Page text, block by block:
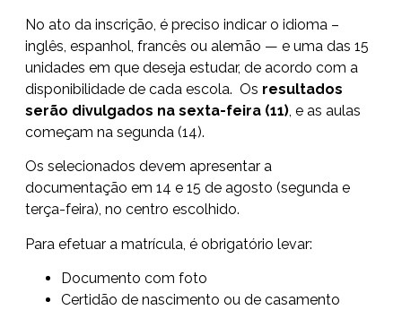
No ato da inscrição, é preciso indicar o idioma –
inglês, espanhol, francês ou alemão — e uma das 15
unidades em que deseja estudar, de acordo com a
disponibilidade de cada escola. Os resultados
serão divulgados na sexta-feira (11), e as aulas
começam na segunda (14).
Os selecionados devem apresentar a
documentação em 14 e 15 de agosto (segunda e
terça-feira), no centro escolhido.
Para efetuar a matrícula, é obrigatório levar:
Documento com foto
Certidão de nascimento ou de casamento